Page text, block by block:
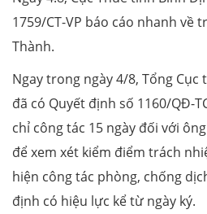
1759/CT-VP báo cáo nhanh về
Thành.
Ngay trong ngày 4/8, Tổng
đã có Quyết định số 1160/QĐ-
chỉ công tác 15 ngày đối với
để xem xét kiểm điểm trách
hiện công tác phòng, chống
định có hiệu lực kể từ ngày ký.